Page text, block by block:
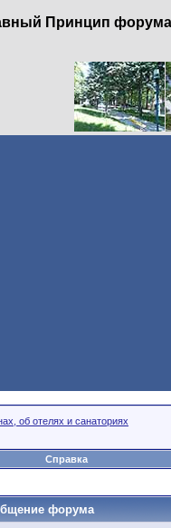
Принцип
об отелях и санаториях
Справка
форума